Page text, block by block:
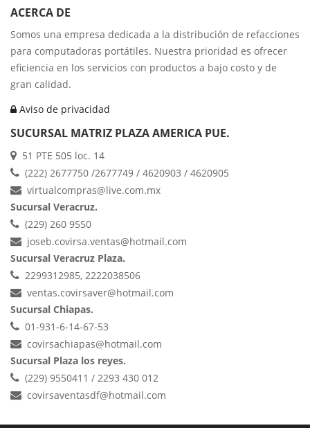
ACERCA DE
Somos una empresa dedicada a la distribución de refacciones
para computadoras portátiles. Nuestra prioridad es ofrecer
eficiencia en los servicios con productos a bajo costo y de
gran calidad.
Aviso de privacidad
SUCURSAL MATRIZ PLAZA AMERICA PUE.
51 PTE 505 loc. 14
(222) 2677750 /2677749 / 4620903 / 4620905
virtualcompras@live.com.mx
Sucursal Veracruz.
(229) 260 9550
joseb.covirsa.ventas@hotmail.com
Sucursal Veracruz Plaza.
2299312985, 2222038506
ventas.covirsaver@hotmail.com
Sucursal Chiapas.
01-931-6-14-67-53
covirsachiapas@hotmail.com
Sucursal Plaza los reyes.
(229) 9550411 / 2293 430 012
covirsaventasdf@hotmail.com